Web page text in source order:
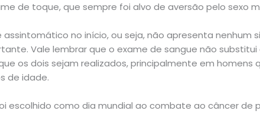
de toque, que sempre foi alvo de aversão pelo sexo
no início, ou seja, não apresenta nenhum
Vale lembrar que o exame de sangue não
os dois sejam realizados, principalmente em homens
de idade.
escolhido como dia mundial ao combate ao câncer de